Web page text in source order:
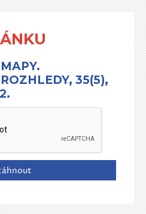
35(5),